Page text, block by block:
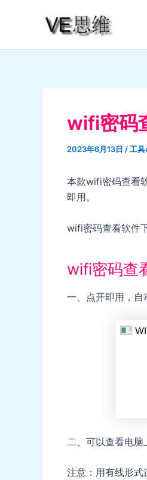
wifi密码
2023年6月13日 /工
本款wifi密码查看
即用。
wifi密码查看软
wifi密码查
一、点开即用，自
二、可以查看电脑
注意：用有线形式